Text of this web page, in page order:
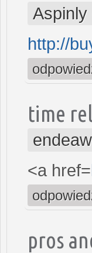
Aspinly
http://
time
<a href=
pros